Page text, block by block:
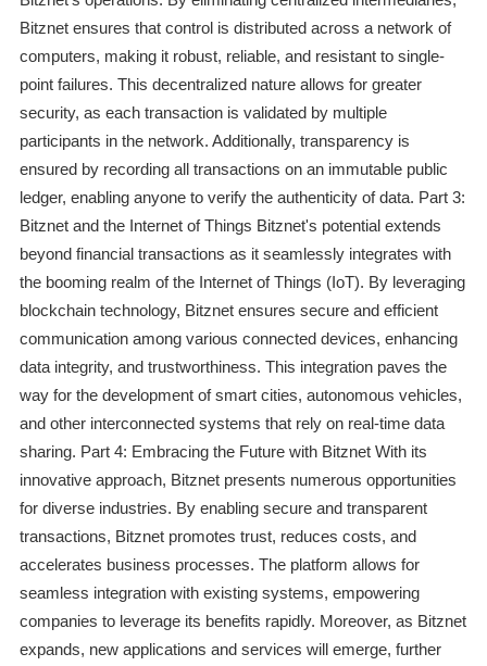
Bitznet ensures that control is distributed across a network of
computers, making it robust, reliable, and resistant to single-
point failures. This decentralized nature allows for greater
security, as each transaction is validated by multiple
participants in the network. Additionally, transparency is
ensured by recording all transactions on an immutable public
ledger, enabling anyone to verify the authenticity of data. Part 3:
Bitznet and the Internet of Things Bitznet's potential extends
beyond financial transactions as it seamlessly integrates with
the booming realm of the Internet of Things (IoT). By leveraging
blockchain technology, Bitznet ensures secure and efficient
communication among various connected devices, enhancing
data integrity, and trustworthiness. This integration paves the
way for the development of smart cities, autonomous vehicles,
and other interconnected systems that rely on real-time data
sharing. Part 4: Embracing the Future with Bitznet With its
innovative approach, Bitznet presents numerous opportunities
for diverse industries. By enabling secure and transparent
transactions, Bitznet promotes trust, reduces costs, and
accelerates business processes. The platform allows for
seamless integration with existing systems, empowering
companies to leverage its benefits rapidly. Moreover, as Bitznet
expands, new applications and services will emerge, further